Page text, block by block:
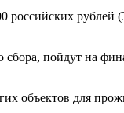
рублей
пойдут на
объектов для